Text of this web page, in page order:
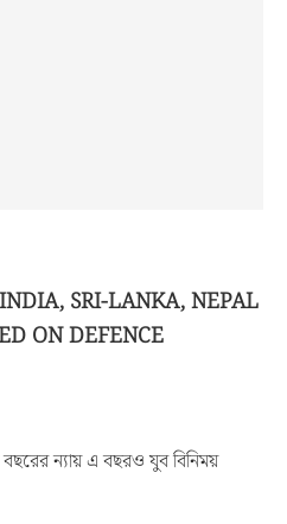
SRI-LANKA, NEPAL
ON DEFENCE
ন্যায় এ বছরও যুব বিনিময়